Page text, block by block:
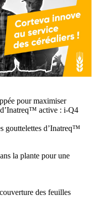
pour maximiser
d’Inatreq™ active : i-Q4
gouttelettes d’Inatreq™
la plante pour une
des feuilles